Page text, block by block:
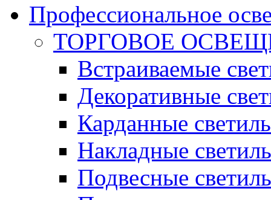
Профессиональное
ТОРГОВОЕ
Встраиваемые
Декоративные
Карданные
Накладные
Подвесные